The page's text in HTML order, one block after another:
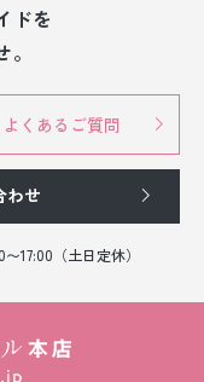
ドを
よくあるご質問
わせ
〜17:00（土日定休）